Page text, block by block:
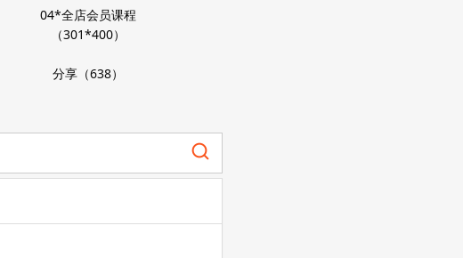
04*全店会员课程
（301*400）
分享（638）